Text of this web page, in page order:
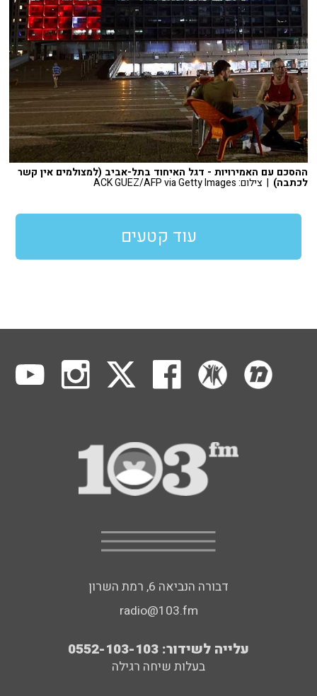
ההסכם עם האמירויות - דגל האיחוד בתל-אביב (למצולמים אין קשר
לכתבה) | צילום: ACK GUEZ/AFP via Getty Images
עוד קטעים
דבורה הנביאה 6, רמת השרון
radio@103.fm
עלייה לשידור: 0552-103-103
בעלות שיחה רגילה